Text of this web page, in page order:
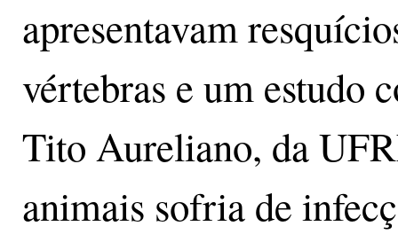
apresentavam
vértebras e um estudo
Tito Aureliano, da
animais sofria de